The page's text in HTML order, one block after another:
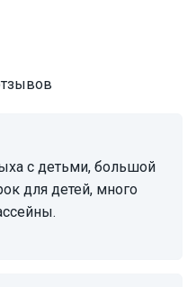
для детей, много